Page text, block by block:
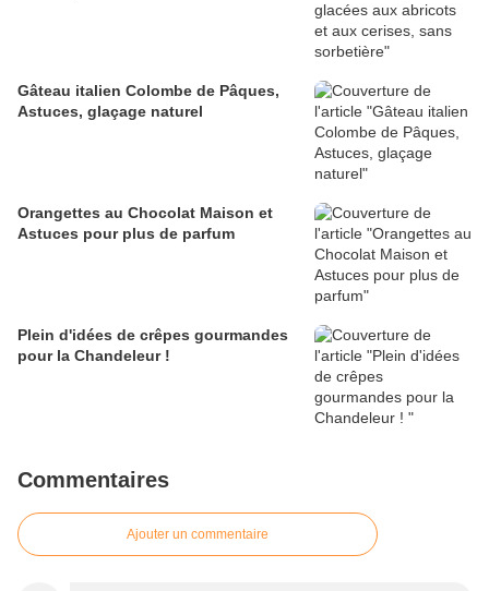
Gâteau italien Colombe de Pâques,
Astuces, glaçage naturel
Orangettes au Chocolat Maison et
Astuces pour plus de parfum
Plein d'idées de crêpes gourmandes
pour la Chandeleur !
Commentaires
Ajouter un commentaire